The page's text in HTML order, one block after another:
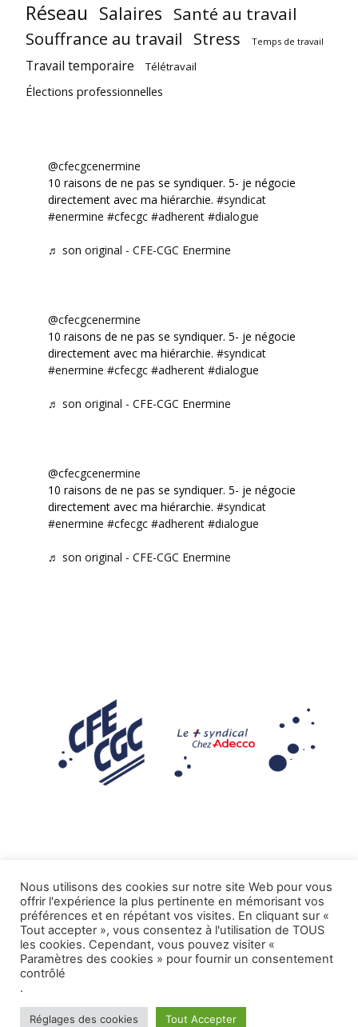
Réseau Salaires Santé au travail
Souffrance au travail Stress Temps de travail
Travail temporaire Télétravail
Élections professionnelles
@cfecgcenermine
10 raisons de ne pas se syndiquer. 5- je négocie
directement avec ma hiérarchie. #syndicat
#enermine #cfecgc #adherent #dialogue
♬ son original - CFE-CGC Enermine
@cfecgcenermine
10 raisons de ne pas se syndiquer. 5- je négocie
directement avec ma hiérarchie. #syndicat
#enermine #cfecgc #adherent #dialogue
♬ son original - CFE-CGC Enermine
@cfecgcenermine
10 raisons de ne pas se syndiquer. 5- je négocie
directement avec ma hiérarchie. #syndicat
#enermine #cfecgc #adherent #dialogue
♬ son original - CFE-CGC Enermine
Mentions légales
Tous droits réservés CFE-CGC ADECCO.
Nous utilisons des cookies sur notre site Web pour vous
offrir l'expérience la plus pertinente en mémorisant vos
préférences et en répétant vos visites. En cliquant sur «
Tout accepter », vous consentez à l'utilisation de TOUS
les cookies. Cependant, vous pouvez visiter «
Paramètres des cookies » pour fournir un consentement
contrôlé
.
Réglages des cookies Tout Accepter